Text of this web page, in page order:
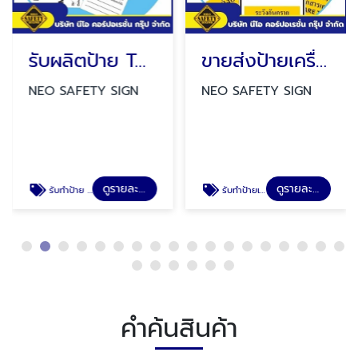
รับผลิตป้าย TAGS
NEO SAFETY SIGN
รับทำป้าย TAGS ดูรายละเอียด
ขายส่งป้ายเครื่องหมายเตือน
NEO SAFETY SIGN
รับทำป้ายเครื่องหมายเตือน ป้ายระวังอันตราย ป้ายระวังรถยก ดูรายละเอียด
คำค้นสินค้า